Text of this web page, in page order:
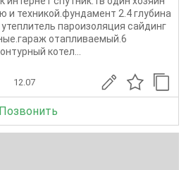
и техникой.фундамент 2.4 глубина
пароизоляция сайдинг
отапливаемый.6
котел...
12.07
Позвонить